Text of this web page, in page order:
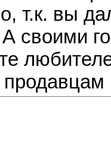
т.к. вы
своими